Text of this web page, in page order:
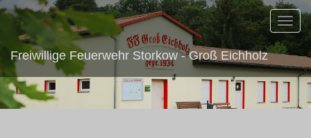
Freiwillige Feuerwehr Storkow - Groß Eichholz